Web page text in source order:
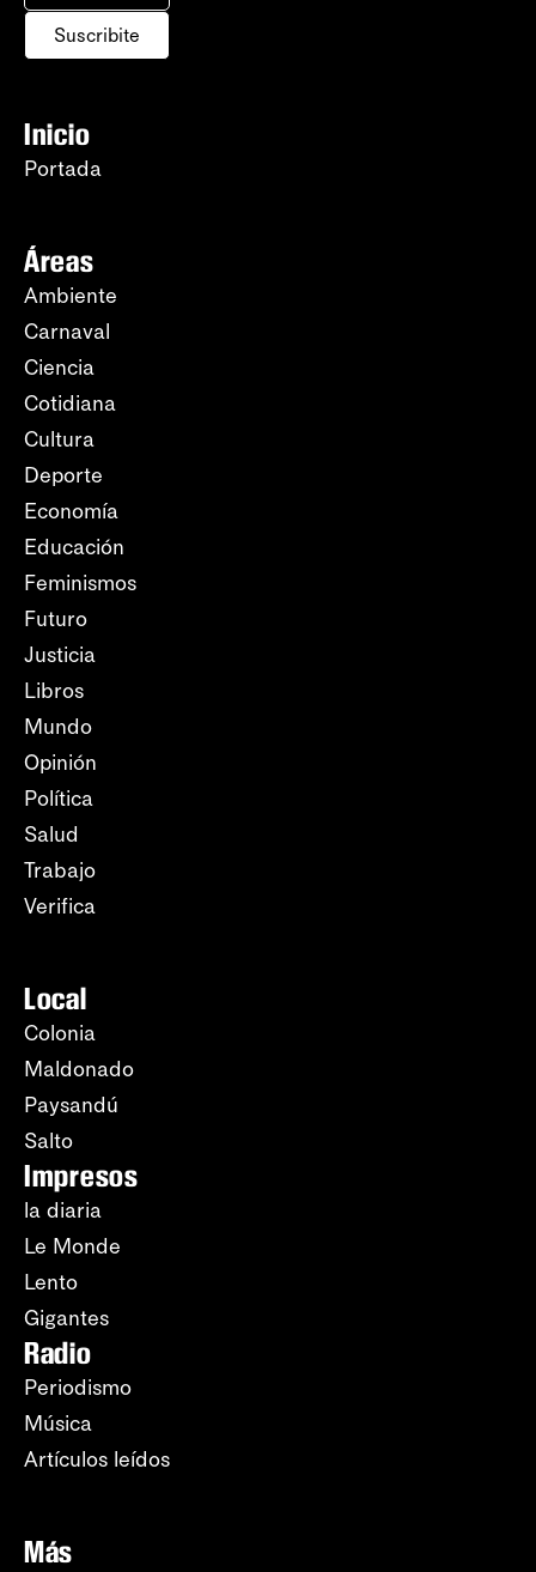
Suscribite
Inicio
Portada
Áreas
Ambiente
Carnaval
Ciencia
Cotidiana
Cultura
Deporte
Economía
Educación
Feminismos
Futuro
Justicia
Libros
Mundo
Opinión
Política
Salud
Trabajo
Verifica
Local
Colonia
Maldonado
Paysandú
Salto
Impresos
la diaria
Le Monde
Lento
Gigantes
Radio
Periodismo
Música
Artículos leídos
Más